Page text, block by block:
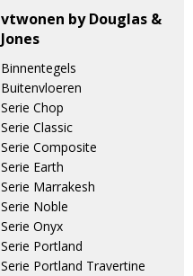
vtwonen by Douglas &
Jones
Binnentegels
Buitenvloeren
Serie Chop
Serie Classic
Serie Composite
Serie Earth
Serie Marrakesh
Serie Noble
Serie Onyx
Serie Portland
Serie Portland Travertine